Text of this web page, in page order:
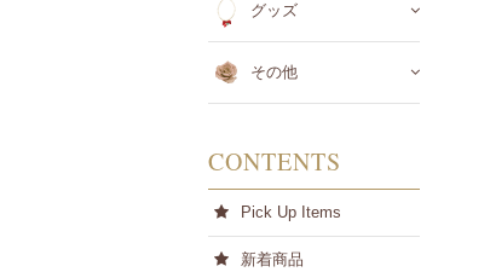
グッズ
その他
CONTENTS
Pick Up Items
新着商品